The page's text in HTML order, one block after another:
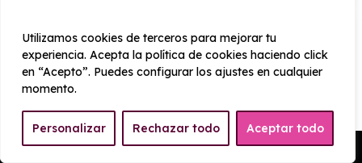
Utilizamos cookies de terceros para mejorar tu
experiencia. Acepta la política de cookies haciendo click
en “Acepto”. Puedes configurar los ajustes en cualquier
momento.
Personalizar Rechazar todo Aceptar todo
OPEL CORSA 1.2T XHL GS 100CV
Manual
Pedir Presupuesto